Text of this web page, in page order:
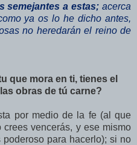
semejantes a estas; acerca
ya os lo he dicho antes,
no heredarán el reino de
que mora en ti, tienes el
obras de tú carne?
por medio de la fe (al que
vencerás, y ese mismo
para hacerlo); si no